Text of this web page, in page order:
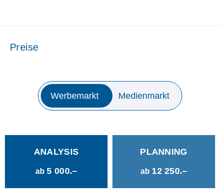
Preise
Werbemarkt Medienmarkt
ANALYSIS
ab5 000.–
PLANNING
ab 12 250.–